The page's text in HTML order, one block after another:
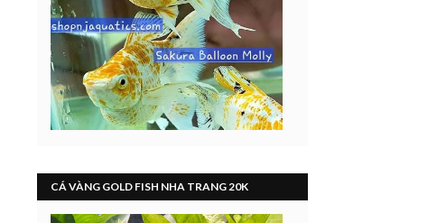
CÁ VÀNG GOLD FISH NHA TRANG 20K